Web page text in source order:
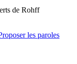
de Rohff
les paroles